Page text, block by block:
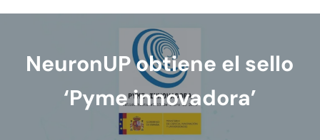
NeuronUP obtiene el sello
‘Pyme innovadora’